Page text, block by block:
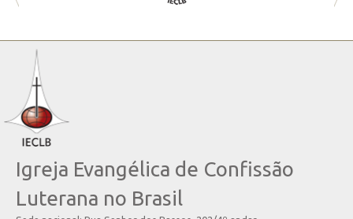
Igreja Evangélica de Confissão
Luterana no Brasil